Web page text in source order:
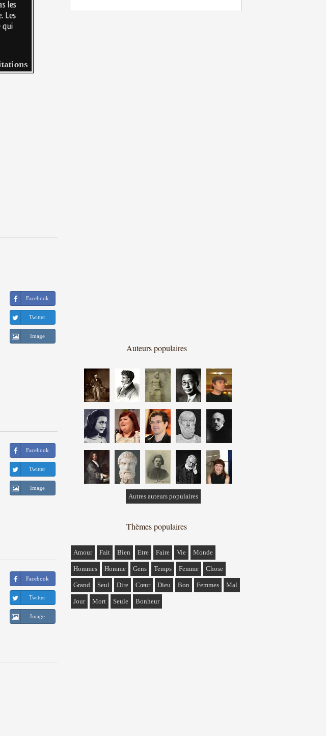
Facebook
Twitter
Image
Facebook
Twitter
Image
Facebook
Twitter
Image
Auteurs populaires
Autres auteurs populaires
Thèmes populaires
Amour Fait Bien Etre Faire Vie Monde
Hommes Homme Gens Temps Femme Chose
Grand Seul Dire Cœur Dieu Bon Femmes Mal
Jour Mort Seule Bonheur